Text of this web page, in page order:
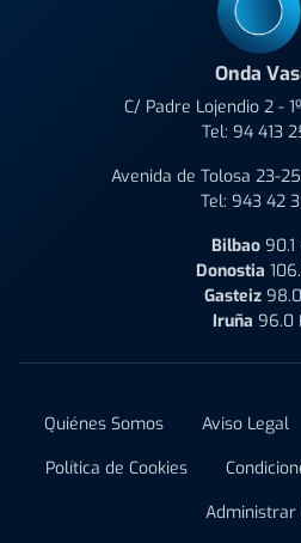
Onda
C/ Padre Lojendio 2 -
Tel: 94 413
Avenida de Tolosa 23-
Tel: 943 42
Bilbao 90.1
Donostia
Gasteiz
Iruña 96.0
Quiénes Somos Aviso Legal
Política de Cookies
Administrar